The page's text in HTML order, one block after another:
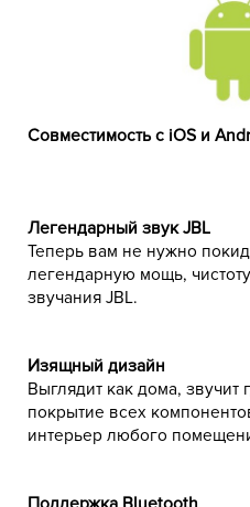
Совместимость с iOS и
Легендарный звук JBL
Теперь вам не нужно
легендарную мощь,
звучания JBL.
Изящный дизайн
Выглядит как дома, звучит
покрытие всех
интерьер любого